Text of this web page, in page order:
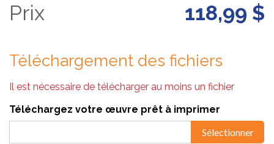
Prix 118,99 $
Téléchargement des fichiers
Il est nécessaire de télécharger au moins un fichier
Téléchargez votre œuvre prêt à imprimer
Sélectionner